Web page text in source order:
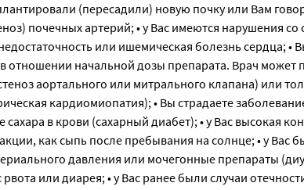
(пересадили) новую почку или Вам
почечных артерий; • у Вас имеются нарушения
или ишемическая болезнь сердца;
в отношении начальной дозы препарата. Врач
аортального или митрального клапана) или
кардиомиопатия); • Вы страдаете
сахара в крови (сахарный диабет); • у Вас высокая
как сыпь после пребывания на солнце; • у Вас
давления или мочегонные препараты
рвота или диарея; • у Вас ранее были случаи